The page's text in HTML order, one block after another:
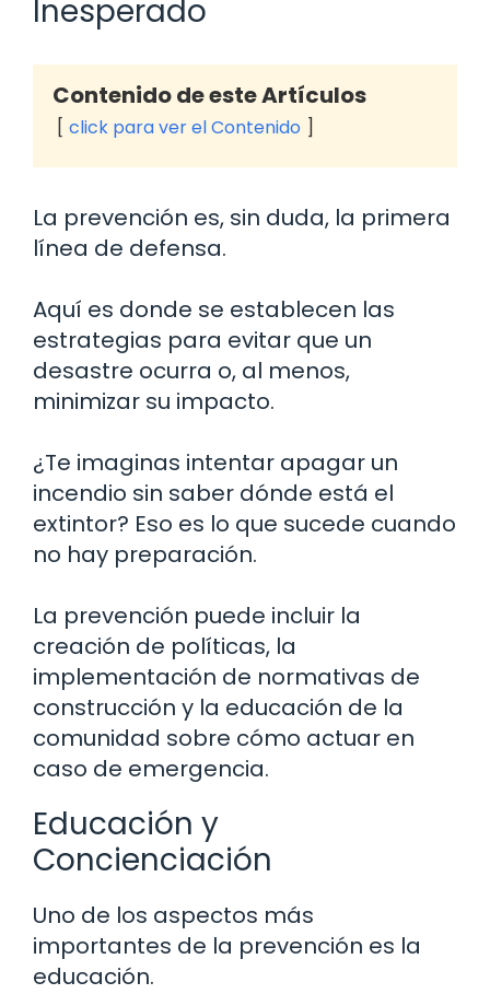
Inesperado
Contenido de este Artículos
click para ver el Contenido
La prevención es, sin duda, la primera
línea de defensa.
Aquí es donde se establecen las
estrategias para evitar que un
desastre ocurra o, al menos,
minimizar su impacto.
¿Te imaginas intentar apagar un
incendio sin saber dónde está el
extintor? Eso es lo que sucede cuando
no hay preparación.
La prevención puede incluir la
creación de políticas, la
implementación de normativas de
construcción y la educación de la
comunidad sobre cómo actuar en
caso de emergencia.
Educación y
Concienciación
Uno de los aspectos más
importantes de la prevención es la
educación.